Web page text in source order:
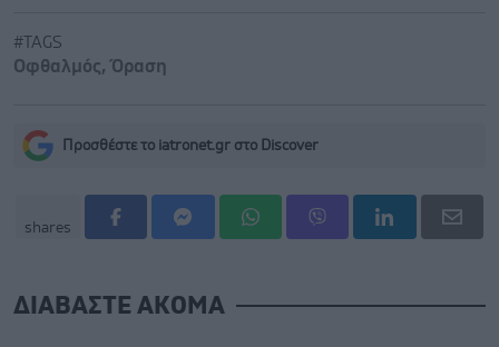
#TAGS
Οφθαλμός,Όραση
Προσθέστε το iatronet.gr στο Discover
shares
ΔΙΑΒΑΣΤΕ ΑΚΟΜΑ